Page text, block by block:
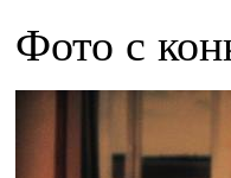
Фото с